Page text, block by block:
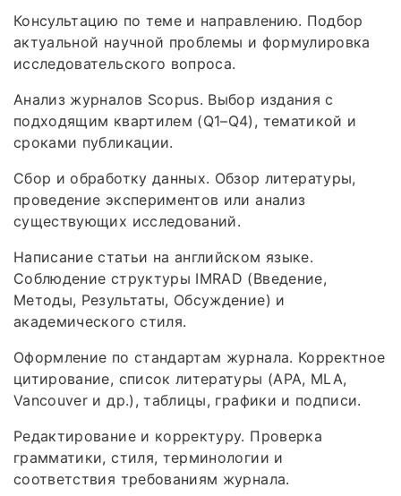
Консультацию по теме и направлению. Подбор
актуальной научной проблемы и формулировка
исследовательского вопроса.
Анализ журналов Scopus. Выбор издания с
подходящим квартилем (Q1–Q4), тематикой и
сроками публикации.
Сбор и обработку данных. Обзор литературы,
проведение экспериментов или анализ
существующих исследований.
Написание статьи на английском языке.
Соблюдение структуры IMRAD (Введение,
Методы, Результаты, Обсуждение) и
академического стиля.
Оформление по стандартам журнала. Корректное
цитирование, список литературы (APA, MLA,
Vancouver и др.), таблицы, графики и подписи.
Редактирование и корректуру. Проверка
грамматики, стиля, терминологии и
соответствия требованиям журнала.